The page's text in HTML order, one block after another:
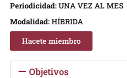
Periodicidad: UNA VEZ AL MES
Modalidad: HÍBRIDA
Hacete miembro
Objetivos